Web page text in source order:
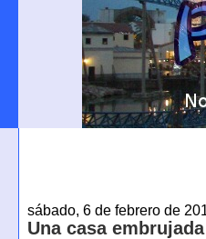
sábado, 6 de febrero de
Una casa